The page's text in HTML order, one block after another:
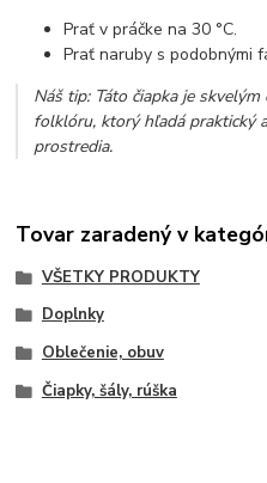
Prať v práčke na 30 °C.
Prať naruby s podobnými
Náš tip: Táto čiapka je
folklóru, ktorý hľadá praktický
prostredia.
Tovar zaradený v
VŠETKY PRODUKTY
Doplnky
Oblečenie, obuv
Čiapky, šály, rúška